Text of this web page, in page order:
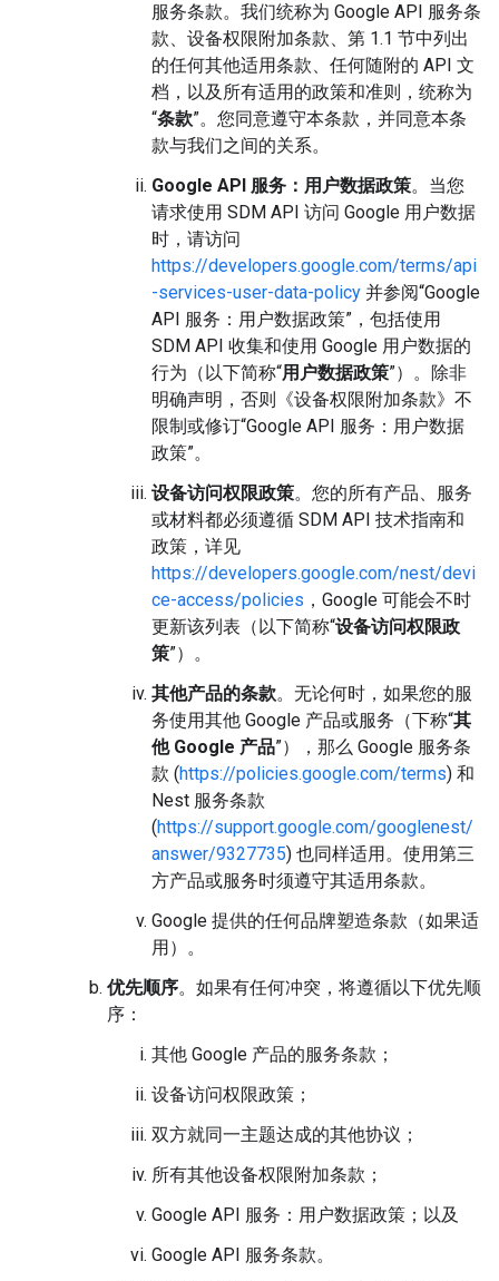
服务条款。我们统称为 Google API 服务条
款、设备权限附加条款、第 1.1 节中列出
的任何其他适用条款、任何随附的 API 文
档，以及所有适用的政策和准则，统称为
“条款”。您同意遵守本条款，并同意本条
款与我们之间的关系。
Google API 服务：用户数据政策。当您
请求使用 SDM API 访问 Google 用户数据
时，请访问
https://developers.google.com/terms/api
-services-user-data-policy 并参阅“Google
API 服务：用户数据政策”，包括使用
SDM API 收集和使用 Google 用户数据的
行为（以下简称“用户数据政策”）。除非
明确声明，否则《设备权限附加条款》不
限制或修订“Google API 服务：用户数据
政策”。
设备访问权限政策。您的所有产品、服务
或材料都必须遵循 SDM API 技术指南和
政策，详见
https://developers.google.com/nest/devi
ce-access/policies ，Google 可能会不时
更新该列表（以下简称“设备访问权限政
策”）。
其他产品的条款。无论何时，如果您的服
务使用其他 Google 产品或服务（下称“其
他 Google 产品”），那么 Google 服务条
款 (https://policies.google.com/terms) 和
Nest 服务条款
(https://support.google.com/googlenest/
answer/9327735) 也同样适用。使用第三
方产品或服务时须遵守其适用条款。
Google 提供的任何品牌塑造条款（如果适
用）。
优先顺序。如果有任何冲突，将遵循以下优先顺
序：
其他 Google 产品的服务条款；
设备访问权限政策；
双方就同一主题达成的其他协议；
所有其他设备权限附加条款；
Google API 服务：用户数据政策；以及
Google API 服务条款。